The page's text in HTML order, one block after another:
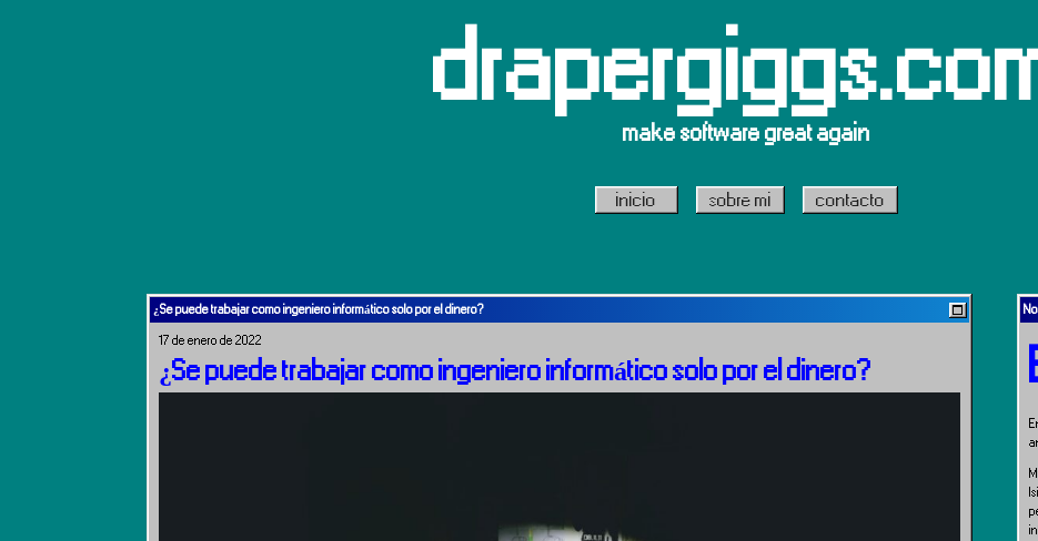
make software great again
inicio sobre mi contacto
¿Se puede trabajar como ingeniero informático solo por el dinero?
17 de enero de 2022
¿Se puede trabajar como ingeniero informático solo por el dinero?